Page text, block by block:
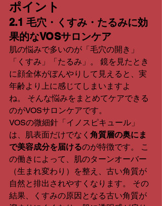
ポイント
2.1 毛穴・くすみ・たるみに効
果的なVOSサロンケア
肌の悩みで多いのが「毛穴の開き」
「くすみ」「たるみ」。 鏡を見たとき
に顔全体がぼんやりして見えると、実
年齢より上に感じてしまいますよ
ね。 そんな悩みをまとめてケアできる
のがVOSサロンケアです。
VOSの微細針「イノスピキュール」
は、肌表面だけでなく 角質層の奥にま
で美容成分を届けるのが特徴です。 こ
の働きによって、肌のターンオーバー
（生まれ変わり）を整え、古い角質が
自然と排出されやすくなります。 その
結果、くすみの原因となる古い角質が